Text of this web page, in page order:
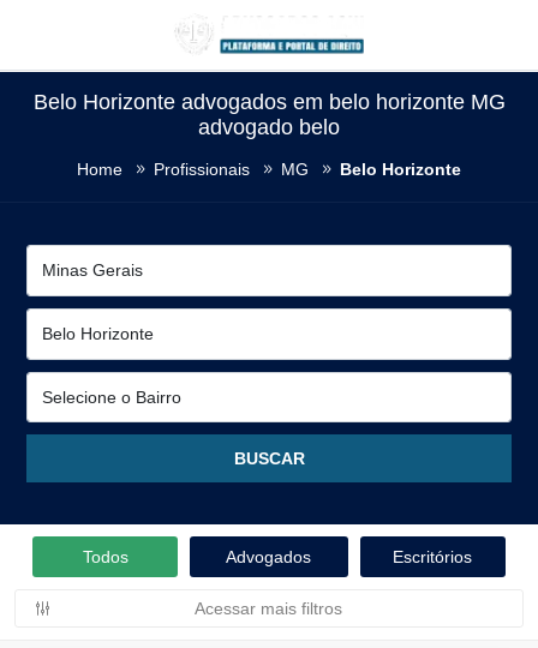
Belo Horizonte advogados em belo horizonte MG
advogado belo
Home Profissionais MG Belo Horizonte
Todos Advogados Escritórios
Acessar mais filtros